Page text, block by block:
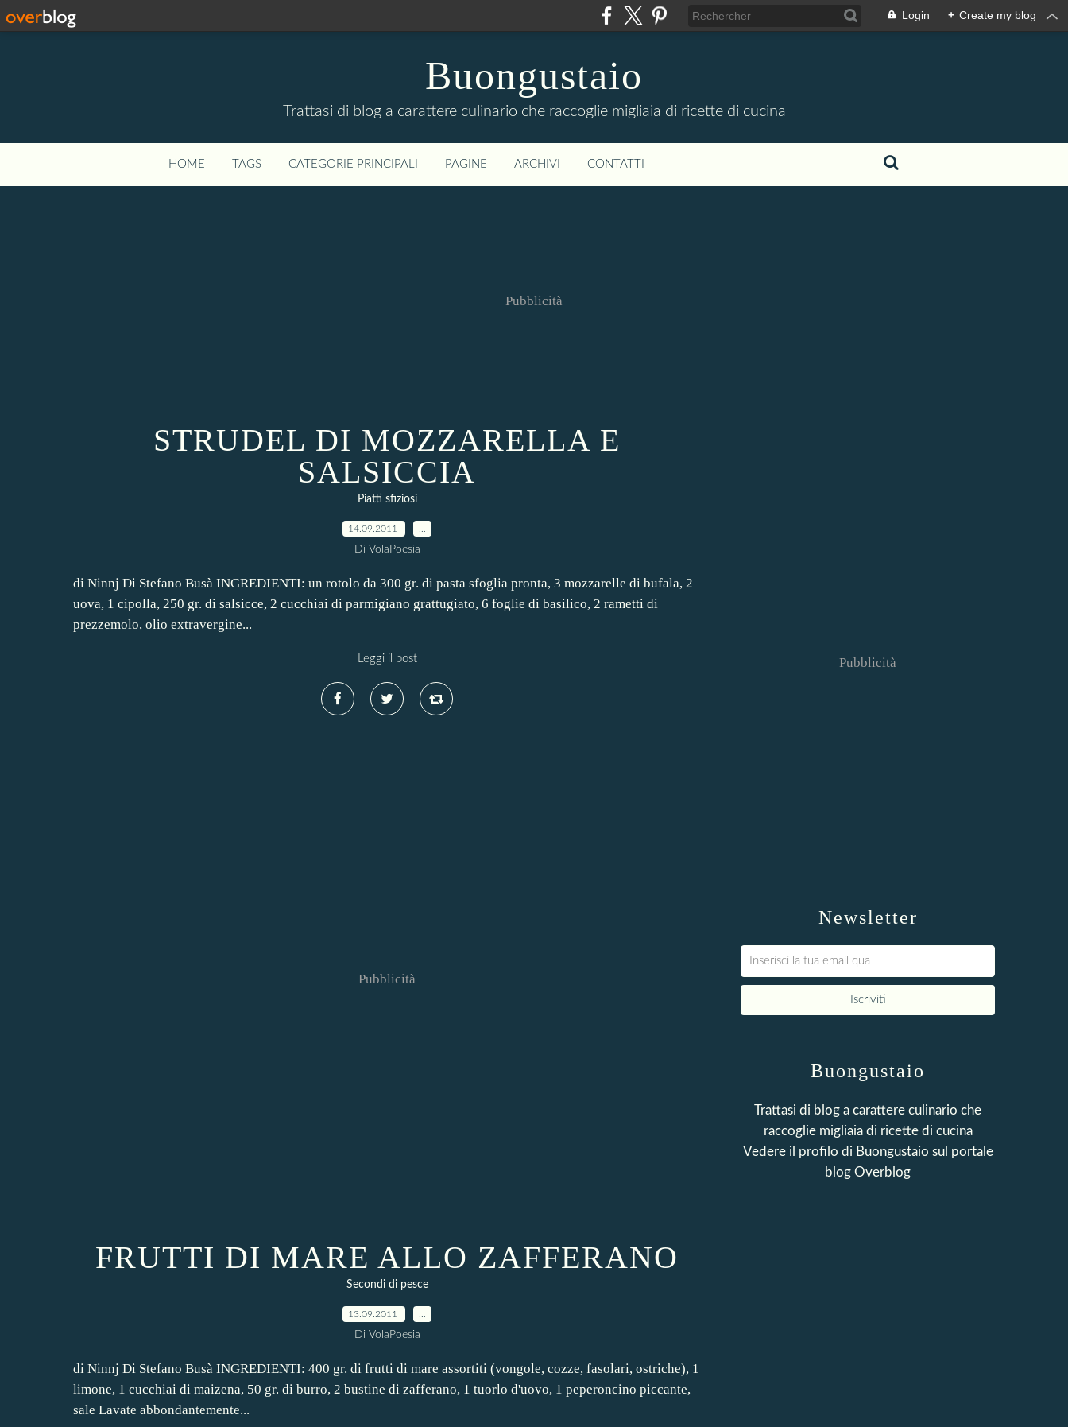
Login + Create my blog
Buongustaio
Trattasi di blog a carattere culinario che raccoglie migliaia di ricette di cucina
HOME TAGS CATEGORIE PRINCIPALI PAGINE ARCHIVI CONTATTI
Pubblicità
STRUDEL DI MOZZARELLA E
SALSICCIA
Piatti sfiziosi
14.09.2011
Di VolaPoesia
di Ninnj Di Stefano Busà INGREDIENTI: un rotolo da 300 gr. di pasta sfoglia pronta, 3 mozzarelle di bufala, 2
uova, 1 cipolla, 250 gr. di salsicce, 2 cucchiai di parmigiano grattugiato, 6 foglie di basilico, 2 rametti di
prezzemolo, olio extravergine...
Leggi il post
Pubblicità
FRUTTI DI MARE ALLO ZAFFERANO
Secondi di pesce
13.09.2011
Di VolaPoesia
di Ninnj Di Stefano Busà INGREDIENTI: 400 gr. di frutti di mare assortiti (vongole, cozze, fasolari, ostriche), 1
limone, 1 cucchiai di maizena, 50 gr. di burro, 2 bustine di zafferano, 1 tuorlo d'uovo, 1 peperoncino piccante,
sale Lavate abbondantemente...
Newsletter
Pubblicità
Buongustaio
Trattasi di blog a carattere culinario che
raccoglie migliaia di ricette di cucina
Vedere il profilo di Buongustaio sul portale
blog Overblog